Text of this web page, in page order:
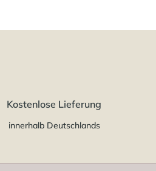
Kostenlose Lieferung
innerhalb Deutschlands